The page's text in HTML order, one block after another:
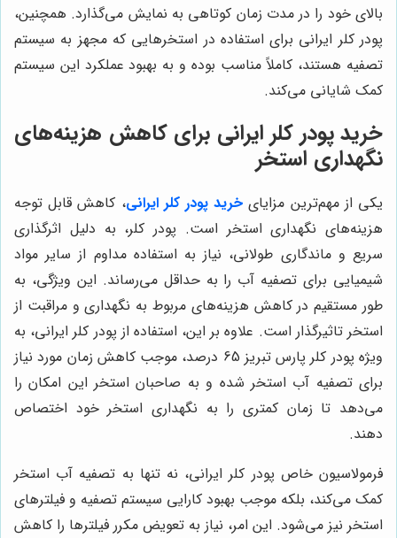
بالای خود را در مدت زمان کوتاهی به نمایش می‌گذارد. همچنین،
پودر کلر ایرانی برای استفاده در استخرهایی که مجهز به سیستم
تصفیه هستند، کاملاً مناسب بوده و به بهبود عملکرد این سیستم
کمک شایانی می‌کند.
خرید پودر کلر ایرانی برای کاهش هزینه‌های
نگهداری استخر
یکی از مهم‌ترین مزایای خرید پودر کلر ایرانی، کاهش قابل توجه
هزینه‌های نگهداری استخر است. پودر کلر، به دلیل اثرگذاری
سریع و ماندگاری طولانی، نیاز به استفاده مداوم از سایر مواد
شیمیایی برای تصفیه آب را به حداقل می‌رساند. این ویژگی، به
طور مستقیم در کاهش هزینه‌های مربوط به نگهداری و مراقبت از
استخر تاثیرگذار است. علاوه بر این، استفاده از پودر کلر ایرانی، به
ویژه پودر کلر پارس تبریز 65 درصد، موجب کاهش زمان مورد نیاز
برای تصفیه آب استخر شده و به صاحبان استخر این امکان را
می‌دهد تا زمان کمتری را به نگهداری استخر خود اختصاص
دهند.
فرمولاسیون خاص پودر کلر ایرانی، نه تنها به تصفیه آب استخر
کمک می‌کند، بلکه موجب بهبود کارایی سیستم تصفیه و فیلترهای
استخر نیز می‌شود. این امر، نیاز به تعویض مکرر فیلترها را کاهش